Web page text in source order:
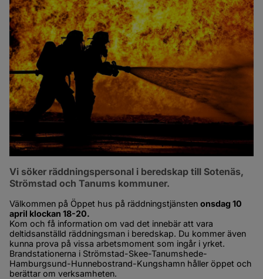
Vi söker räddningspersonal i beredskap till Sotenäs,
Strömstad och Tanums kommuner.
Välkommen på Öppet hus på räddningstjänsten onsdag 10
april klockan 18-20.
Kom och få information om vad det innebär att vara
deltidsanställd räddningsman i beredskap. Du kommer även
kunna prova på vissa arbetsmoment som ingår i yrket.
Brandstationerna i Strömstad-Skee-Tanumshede-
Hamburgsund-Hunnebostrand-Kungshamn håller öppet och
berättar om verksamheten.